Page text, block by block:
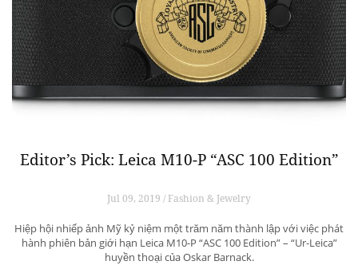
Editor’s Pick: Leica M10-P “ASC 100 Edition”
Jul 09, 2019 / Fashion & Jewelry
Hiệp hội nhiếp ảnh Mỹ kỷ niệm một trăm năm thành lập với việc phát
hành phiên bản giới hạn Leica M10-P “ASC 100 Edition” – “Ur-Leica”
huyền thoại của Oskar Barnack.